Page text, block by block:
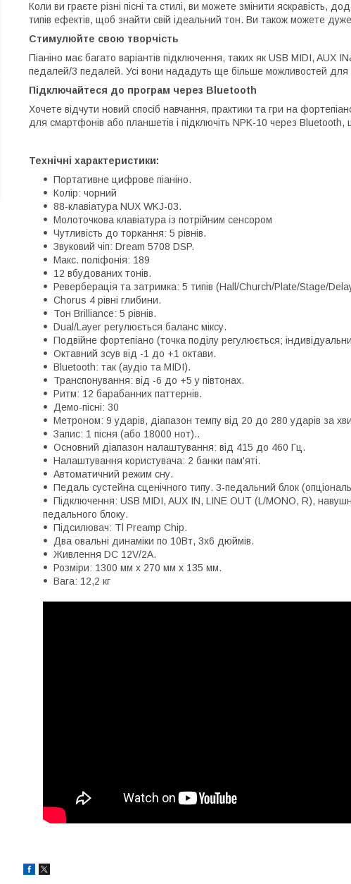
Коли ви граєте різні пісні та стилі, ви можете змінити яскравість,
типів ефектів, щоб знайти свій ідеальний тон. Ви також можете
Стимулюйте свою творчість
Піаніно має багато варіантів підключення, таких як USB MIDI, AUX
педалей/3 педалей. Усі вони нададуть ще більше можливостей для
Підключайтеся до програм через Bluetooth
Хочете відчути новий спосіб навчання, практики та гри на
для смартфонів або планшетів і підключіть NPK-10 через
Технічні характеристики:
Портативне цифрове піаніно.
Колір: чорний
88-клавіатура NUX WKJ-03.
Молоточкова клавіатура із потрійним сенсором
Чутливість до торкання: 5 рівнів.
Звуковий чіп: Dream 5708 DSP.
Макс. поліфонія: 189
12 вбудованих тонів.
Реверберація та затримка: 5 типів (Hall/Church/Plate/Stage/
Chorus 4 рівні глибини.
Тон Brilliance: 5 рівнів.
Dual/Layer регулюється баланс міксу.
Подвійне фортепіано (точка поділу регулюється;
Октавний зсув від -1 до +1 октави.
Bluetooth: так (аудіо та MIDI).
Транспонування: від -6 до +5 у півтонах.
Ритм: 12 барабанних паттернів.
Демо-пісні: 30
Метроном: 9 ударів, діапазон темпу від 20 до 280 ударів за
Запис: 1 пісня (або 18000 нот)..
Основний діапазон налаштування: від 415 до 460 Гц.
Налаштування користувача: 2 банки пам'яті.
Автоматичний режим сну.
Педаль сустейна сценічного типу. 3-педальний блок
Підключення: USB MIDI, AUX IN, LINE OUT (L/MONO, R),
педального блоку.
Підсилювач: Tl Preamp Chip.
Два овальні динаміки по 10Вт, 3x6 дюймів.
Живлення DC 12V/2A.
Розміри: 1300 мм х 270 мм х 135 мм.
Вага: 12,2 кг